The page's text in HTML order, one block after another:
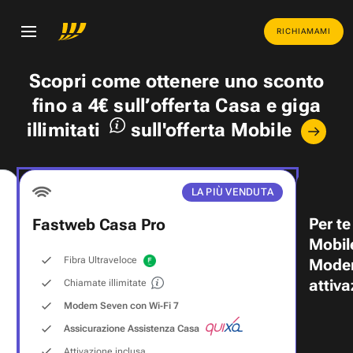
RICHIAMAMI
Scopri come ottenere uno sconto
fino a 4€ sull’offerta Casa egiga
illimitati
sull'offerta Mobile
LA PIÙ VENDUTA
Fastweb Casa Pro
Fibra Ultraveloce
Chiamate illimitate
Modem Seven con Wi‑Fi 7
Assicurazione Assistenza Casa
Per